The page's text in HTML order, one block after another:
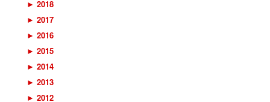
► 2018
► 2017
► 2016
► 2015
► 2014
► 2013
► 2012